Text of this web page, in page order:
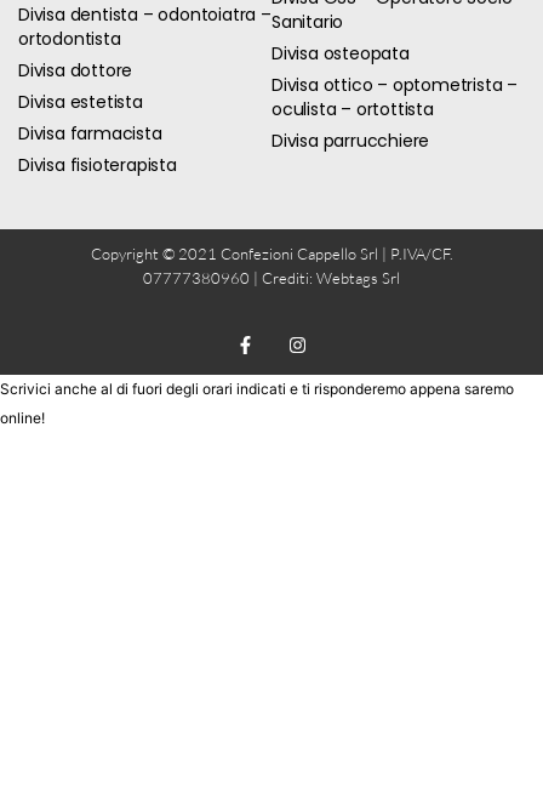
Divisa dentista – odontoiatra –
ortodontista
Divisa dottore
Divisa estetista
Divisa farmacista
Divisa fisioterapista
Sanitario
Divisa osteopata
Divisa ottico – optometrista –
oculista – ortottista
Divisa parrucchiere
Copyright © 2021 Confezioni Cappello Srl | P.IVA/CF.
07777380960 | Crediti: Webtags Srl
Scrivici anche al di fuori degli orari indicati e ti risponderemo appena saremo
online!